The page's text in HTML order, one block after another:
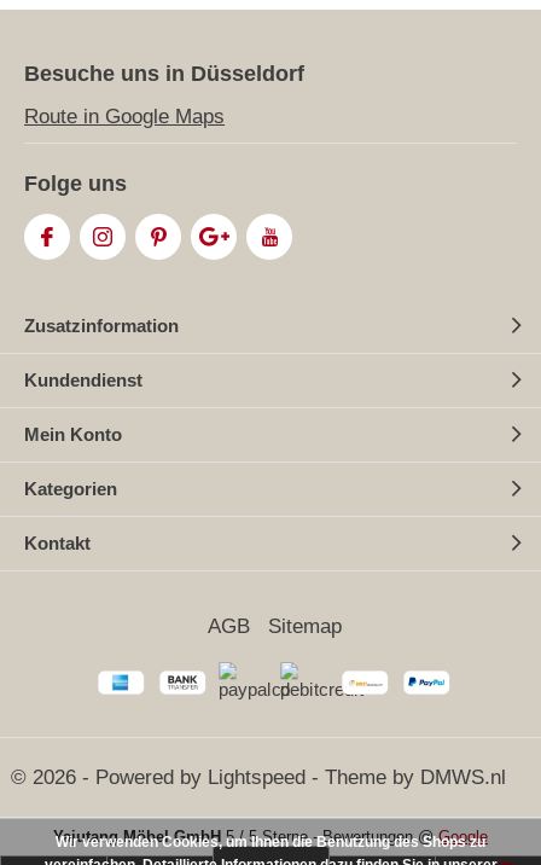
Besuche uns in Düsseldorf
Route in Google Maps
Folge uns
Zusatzinformation
Kundendienst
Mein Konto
Kategorien
Kontakt
© 2026 - Powered by Lightspeed - Theme by DMWS.nl
AGB Sitemap
Yajutang Möbel GmbH 5/5 Sterne-Bewertungen @Google
Wir verwenden Cookies, um Ihnen die Benutzung des Shops zu